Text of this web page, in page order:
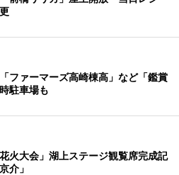
ファーマーズ高崎棟高」など「鑑賞
駐車場も
火大会」湖上ステージ観覧席完成記
介」